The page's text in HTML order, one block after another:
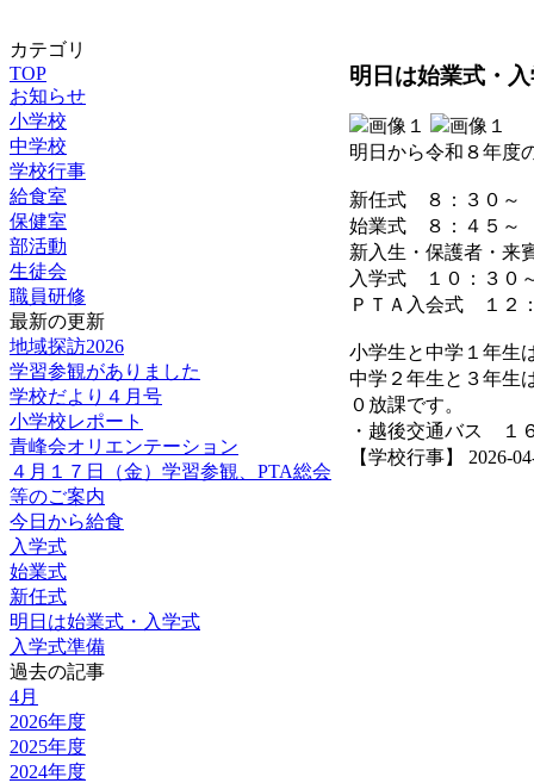
カテゴリ
TOP
お知らせ
小学校
中学校
学校行事
給食室
保健室
部活動
生徒会
職員研修
最新の更新
地域探訪2026
学習参観がありました
学校だより４月号
小学校レポート
青峰会オリエンテーション
４月１７日（金）学習参観、PTA総会
等のご案内
今日から給食
入学式
始業式
新任式
明日は始業式・入学式
入学式準備
過去の記事
4月
2026年度
2025年度
2024年度
明日は始業式・
明日から令和８年度
新任式 ８：３０～
始業式 ８：４５～
新入生・保護者・
入学式 １０：３０
ＰＴＡ入会式 １２
小学生と中学１年生
中学２年生と３年生
０放課です。
・越後交通バス １
【学校行事】 2026-